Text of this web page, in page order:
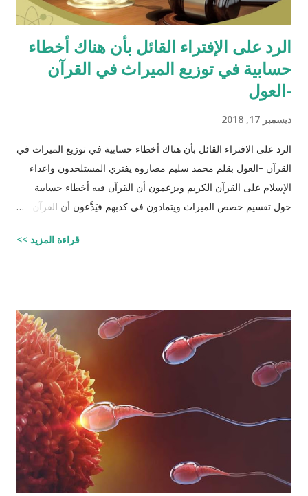
الرد على الإفتراء القائل بأن هناك أخطاء
حسابية في توزيع الميراث في القرآن
-العول
ديسمبر 17, 2018
الرد على الافتراء القائل بأن هناك أخطاء حسابية في توزيع الميراث في
القرآن -العول بقلم محمد سليم مصاروه يفتري المستلحدون واعداء
الإسلام على القرآن الكريم ويزعمون أن القرآن فيه أخطاء حسابية
حول تقسيم حصص الميراث ويتمادون في كذبهم فيَدَّعون أن القرآن من
الحصص وذلك لأنه في حالات مُعَيَّنة يكون مجموع حصص الورثة أكثر
القرآن الكريم مقدار حصص الوارثين المحتمل وجودهم على الغالب
أثناء تقسيم الميراث، فمثلاً ترث الأخت نصف مقدار الأخ الشقيق ولكن
هناك الكثير من الاحتمالات لوجود عدة أنواع من الورثة في نفس الوقت
مثل (أخ، أخت، عّم، جد حفيد وكذا) وبطبيعة الحال ليس من المعقول
افتراض تفصيل آيات القرآن الكريم لكل الحالات التي فيها تراكيب
مختلفة من الوارثين، وإلِّا لصار القرآن مُجَلَّدات من الحسابات
قراءة المزيد >>